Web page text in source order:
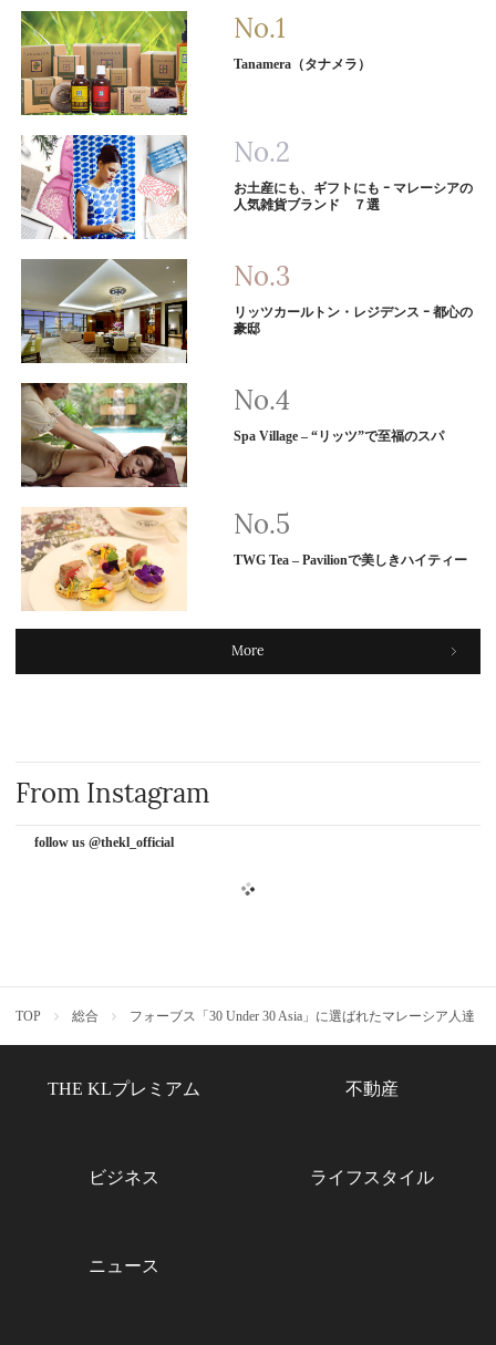
Tanamera（タナメラ）
お土産にも、ギフトにも ｰ マレーシアの
人気雑貨ブランド ７選
リッツカールトン・レジデンス ｰ 都心の
豪邸
Spa Village – “リッツ”で至福のスパ
TWG Tea – Pavilionで美しきハイティー
More
From Instagram
follow us @thekl_official
TOP 総合 フォーブス「30 Under 30 Asia」に選ばれたマレーシア人達
THE KLプレミアム 不動産
ビジネス ライフスタイル
ニュース